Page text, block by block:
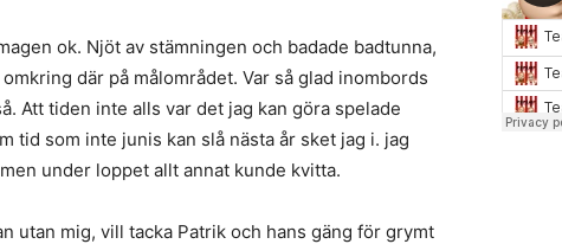
ok. Njöt av stämningen och badade badtunna,
där på målområdet. Var så glad inombords
Att tiden inte alls var det jag kan göra spelade
tid som inte junis kan slå nästa år sket jag i. jag
under loppet allt annat kunde kvitta.
utan mig, vill tacka Patrik och hans gäng för grymt